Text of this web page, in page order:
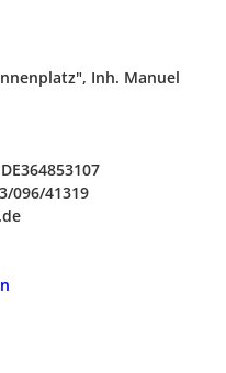
Inh. Manuel
096/41319